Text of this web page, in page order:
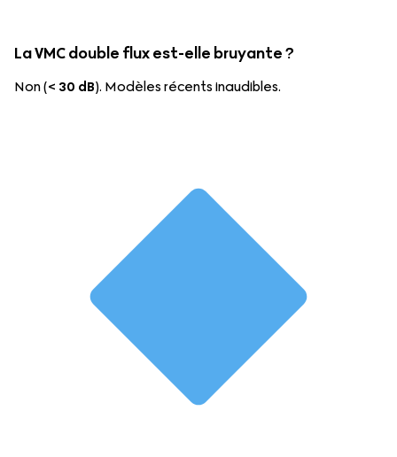
La VMC double flux est-elle bruyante ?
Non (< 30 dB). Modèles récents inaudibles.